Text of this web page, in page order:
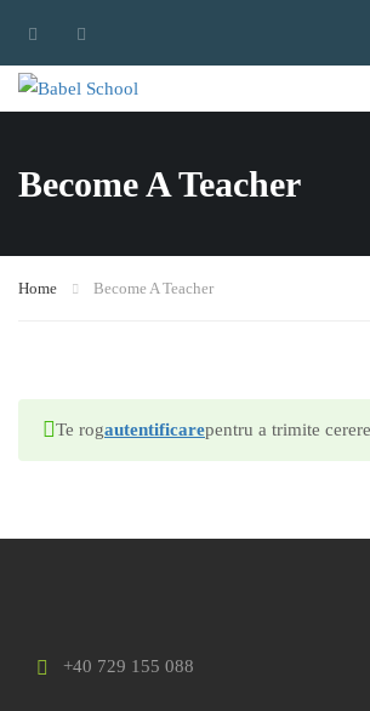
Become A Teacher
Home Become A Teacher
Te rogautentificarepentru a trimite
+40 729 155 088